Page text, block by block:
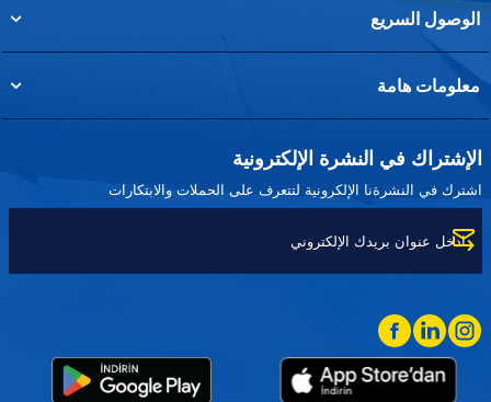
الوصول السريع
معلومات هامة
الإشتراك في النشرة الإلكترونية
اشترك في النشرةنا الإلكرونية لتتعرف على الحملات والابتكارات